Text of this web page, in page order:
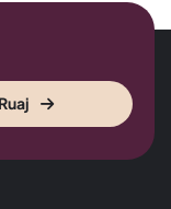
Ruaj